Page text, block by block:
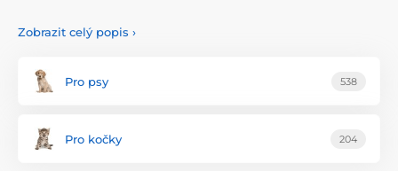
podívat na zoubek.
Zobrazit celý popis ›
Pro psy 538
Pro kočky 204